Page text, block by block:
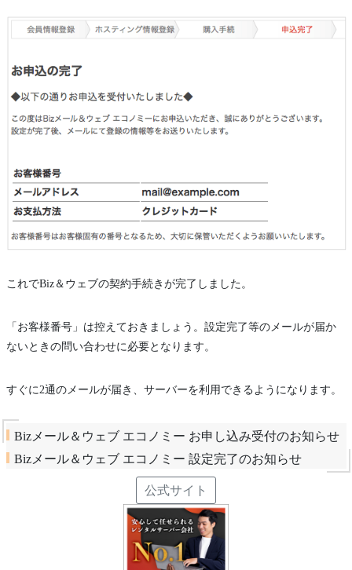
これでBiz＆ウェブの契約手続きが完了しました。
「お客様番号」は控えておきましょう。設定完了等のメールが届か
ないときの問い合わせに必要となります。
すぐに2通のメールが届き、サーバーを利用できるようになります。
Bizメール＆ウェブ エコノミー お申し込み受付のお知らせ
Bizメール＆ウェブ エコノミー 設定完了のお知らせ
公式サイト